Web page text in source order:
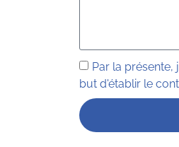
Par la
but d'établir le